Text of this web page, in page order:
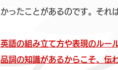
かったことがあるのです。それは
英語の組み立て方や表現のルー
品詞の知識があるからこそ、伝